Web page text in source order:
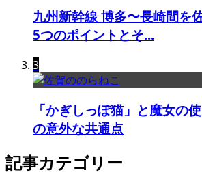
九州新幹線 博多〜長崎間を
5つのポイントとそ...
3
「かぎしっぽ猫」と魔女の
の意外な共通点
記事カテゴリー